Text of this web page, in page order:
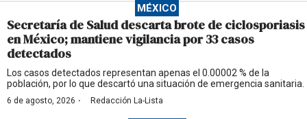
MÉXICO
Secretaría de Salud descarta brote de ciclosporiasis
en México; mantiene vigilancia por 33 casos
detectados
Los casos detectados representan apenas el 0.00002 % de la
población, por lo que descartó una situación de emergencia sanitaria.
6 de agosto, 2026 · Redacción La-Lista